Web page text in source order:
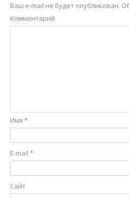
Ваш e-mail не будет опубликован.
Комментарий
Имя *
E-mail *
Сайт